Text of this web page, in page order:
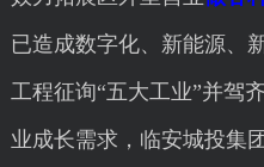
已造成数字化、新能源、
工程征询“五大工业”并驾
业成长需求，临安城投集